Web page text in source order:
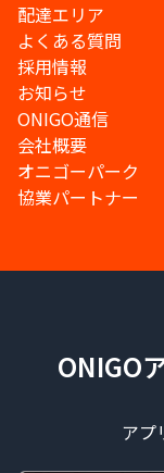
配達エリア
よくある質問
採用情報
お知らせ
ONIGO通信
会社概要
オニゴーパーク
協業パートナー
ONIGO
アプ